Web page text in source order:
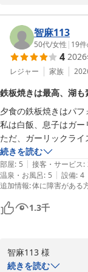
指し、サービスの向
ぜひまた機会がご
せ。スタッフ一同、
ご投稿有難うござい
担当　深田
松江しんじ湖温泉
2026-06-12
ご満足いただけたと
食・朝食のバイキ
楽しみいただけたと
次回のご来訪も心
担当　今岡
松江しんじ湖温泉
2026-06-01
智麻113
50代/女性 | 19
4
レジャー 家族
鉄板焼きは最高、湖も
夕食の鉄板焼きはパ
私は白飯、息子はガ
ただ、ガーリックラ
いました
後、女性スタッフの方
たのか覗き込まれたり
来て慌てて引っ込めた
落ち着いて食事ができ
と思います
空調が凄く寒く、膝
ったのが残念です
次回は最後までゆっ
続きを読む
部屋: 5 | 接客・サービス:
温泉・お風呂: 5 | 設備: 4
追加情報:体に障害がある
1.3千
智麻113 様
この度はホテル一畑
続きを読む